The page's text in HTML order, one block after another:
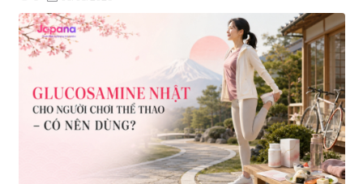
Nước uống Collagen Shinnippai
Top 5.000mg (Hộp 10 chai x
693.000 đ